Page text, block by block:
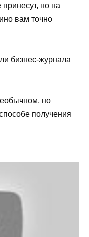
но на
вам точно
бизнес-журнала
но
получения